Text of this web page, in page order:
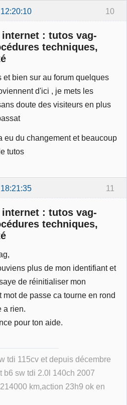
10
internet : tutos vag-
techniques,
et bien sur au forum quelques
d'ici , je mets les
doute des visiteurs en plus
eu du changement et beaucoup
tutos
11
internet : tutos vag-
techniques,
plus de mon identifiant et
de réinitialiser mon
mot de passe ca tourne en rond
a rien.
pour ton aide.
tdi 115cv et depuis décembre
b6 sw tdi 2.0l 140ch 2007
km,action 23h9 ok en